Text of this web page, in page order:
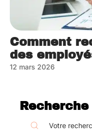
Comment
des
12 mars 2026
Recherche